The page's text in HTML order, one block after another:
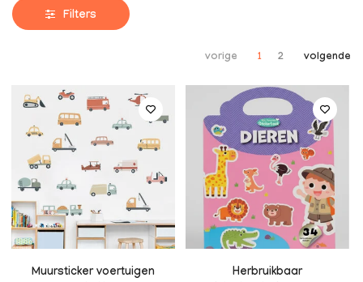
Filters
vorige 1 2 volgende
Muursticker voertuigen
Herbruikbaar